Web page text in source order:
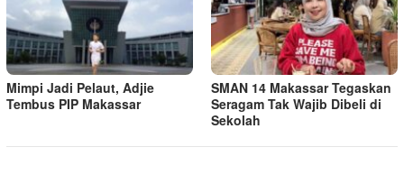
Mimpi Jadi Pelaut, Adjie
Tembus PIP Makassar
SMAN 14 Makassar Tegaskan
Seragam Tak Wajib Dibeli di
Sekolah